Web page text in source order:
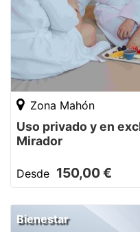
Zona Mahón
Uso privado y en
Mirador
Desde 150,00 €
Bienestar